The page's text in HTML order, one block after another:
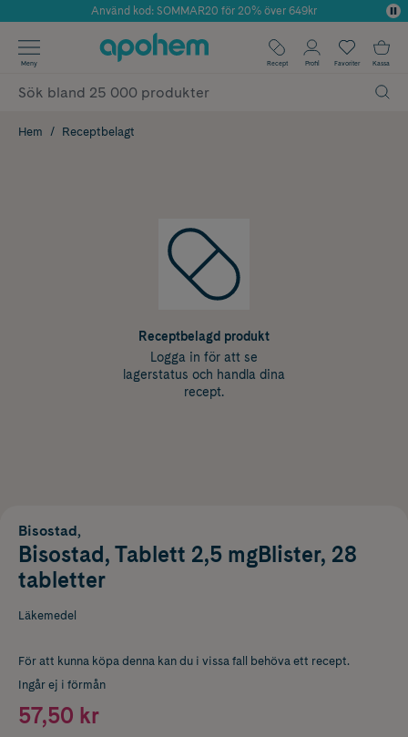
Årets Butik 2025 inom Skönhet
Använd kod: SOMMAR20 för 20% över 649kr
✓ Fri frakt
✓ Poäng på alla köp*
Meny Recept Profil Favoriter Kassa
Hem Receptbelagt
Receptbelagd produkt
Logga in för att se
lagerstatus och handla dina
recept.
Bisostad,
Bisostad, Tablett 2,5 mgBlister, 28
tabletter
Läkemedel
För att kunna köpa denna kan du i vissa fall behöva ett recept.
Ingår ej i förmån
57,50 kr